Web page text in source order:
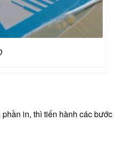
in, thì tiến hành các bước